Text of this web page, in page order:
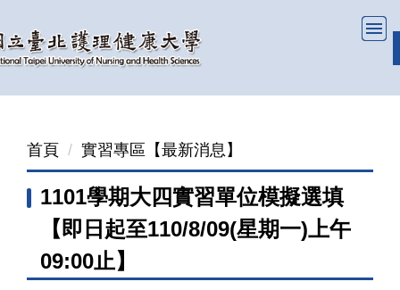
到
主
首頁 實習專區【最新消息】
1101學期大四實習單位模擬選填
【即日起至110/8/09(星期一)上午
09:00止】